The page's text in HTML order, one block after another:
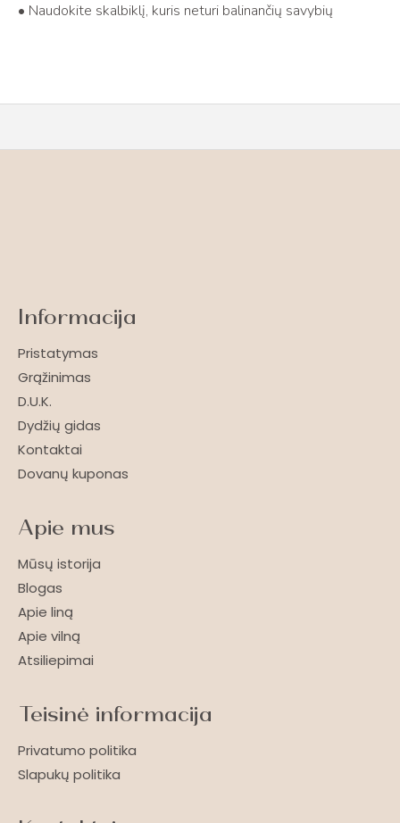
• Naudokite skalbiklį, kuris neturi balinančių savybių
Informacija
Pristatymas
Grąžinimas
D.U.K.
Dydžių gidas
Kontaktai
Dovanų kuponas
Apie mus
Mūsų istorija
Blogas
Apie liną
Apie vilną
Atsiliepimai
Teisinė informacija
Privatumo politika
Slapukų politika